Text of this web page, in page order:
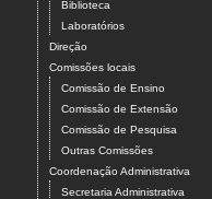
Biblioteca
Laboratórios
Direção
Comissões locais
Comissão de Ensino
Comissão de Extensão
Comissão de Pesquisa
Outras Comissões
Coordenação Administrativa
Secretaria Administrativa